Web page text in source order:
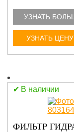
УЗНАТЬ
УЗНАТЬ ЦЕНУ
В наличии
ФИЛЬТР